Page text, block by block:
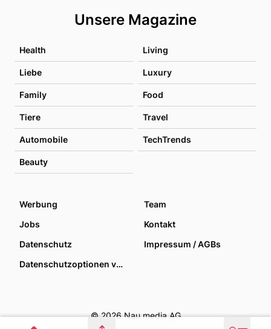
Unsere Magazine
Health Living
Liebe Luxury
Family Food
Tiere Travel
Automobile TechTrends
Beauty
Werbung
Team
Jobs
Kontakt
Datenschutz
Impressum / AGBs
Datenschutzoptionen verwalten
© 2026 Nau media AG